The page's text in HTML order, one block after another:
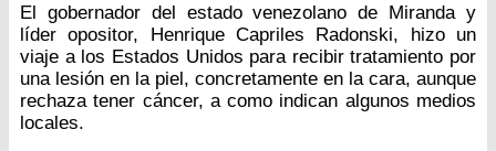
El gobernador del estado venezolano de Miranda y
líder opositor, Henrique Capriles Radonski, hizo un
viaje a los Estados Unidos para recibir tratamiento por
una lesión en la piel, concretamente en la cara, aunque
rechaza tener cáncer, a como indican algunos medios
locales.